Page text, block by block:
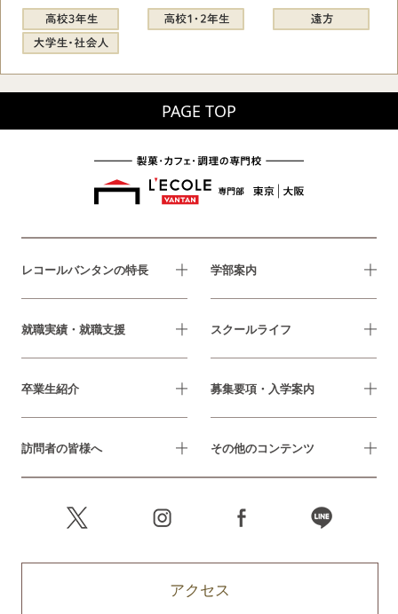
PAGE TOP
レコールバンタンの特長 学部案内
就職実績・就職支援 スクールライフ
卒業生紹介 募集要項・入学案内
訪問者の皆様へ その他のコンテンツ
アクセス